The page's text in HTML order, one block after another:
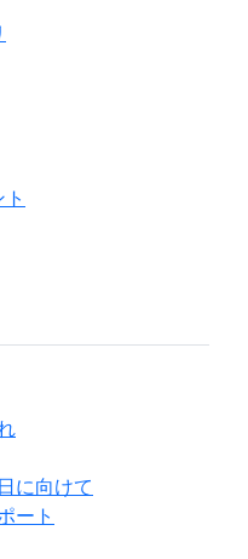
に向けて
ート